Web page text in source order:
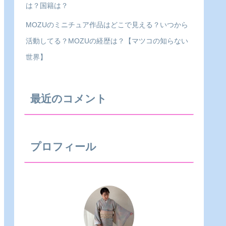
は？国籍は？
MOZUのミニチュア作品はどこで見える？いつから
活動してる？MOZUの経歴は？【マツコの知らない
世界】
最近のコメント
プロフィール